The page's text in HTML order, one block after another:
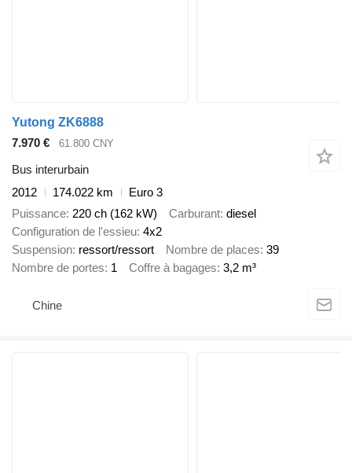
Yutong ZK6888
7.970 €
61.800 CNY
Bus interurbain
2012
174.022 km
Euro 3
Puissance 220 ch (162 kW) Carburant diesel
Configuration de l'essieu 4x2
Suspension ressort/ressort Nombre de places 39
Nombre de portes 1 Coffre à bagages 3,2 m³
Chine